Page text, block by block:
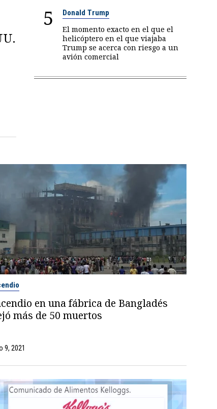
5 Donald Trump
El momento exacto en el que el
helicóptero en el que viajaba
Trump se acerca con riesgo a un
avión comercial
en una fábrica de Bangladés
más de 50 muertos
9, 2021